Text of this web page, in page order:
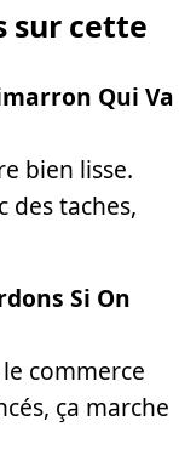
sur cette
Qui Va
bien lisse.
des taches,
Si On
commerce
ça marche